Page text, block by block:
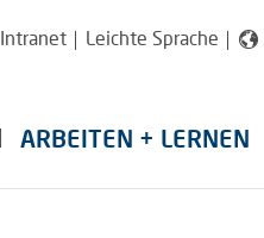
Intranet Leichte Sprache
ARBEITEN + LERNEN